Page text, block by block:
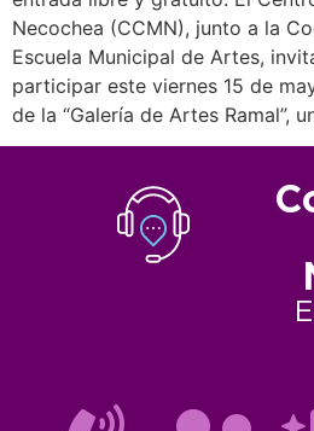
Necochea (CCMN), junto a la
Escuela Municipal de Artes,
participar este viernes 15 de
de la “Galería de Artes Ramal”,